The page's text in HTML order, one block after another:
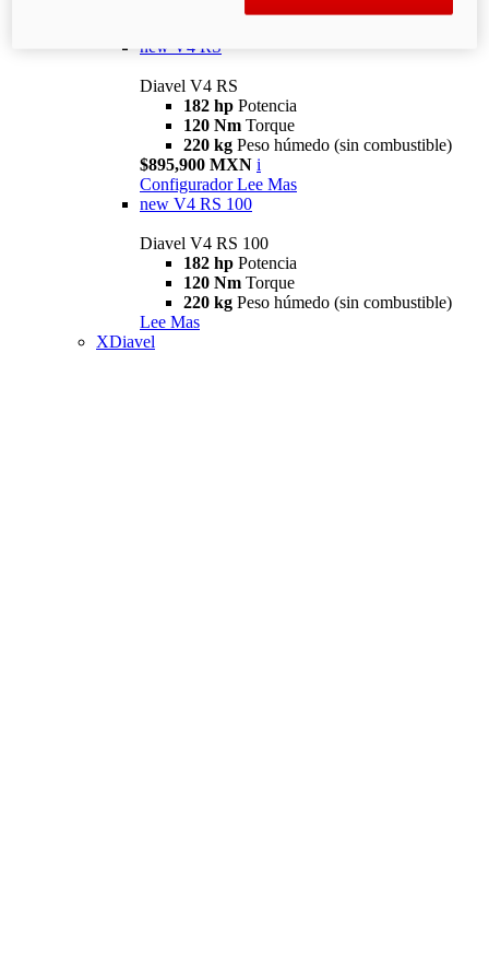
new V4 RS
Diavel V4 RS
182 hp Potencia
120 Nm Torque
220 kg Peso húmedo (sin combustible)
$895,900 MXN i
Configurador Lee Mas
new V4 RS 100
Diavel V4 RS 100
182 hp Potencia
120 Nm Torque
220 kg Peso húmedo (sin combustible)
Lee Mas
XDiavel